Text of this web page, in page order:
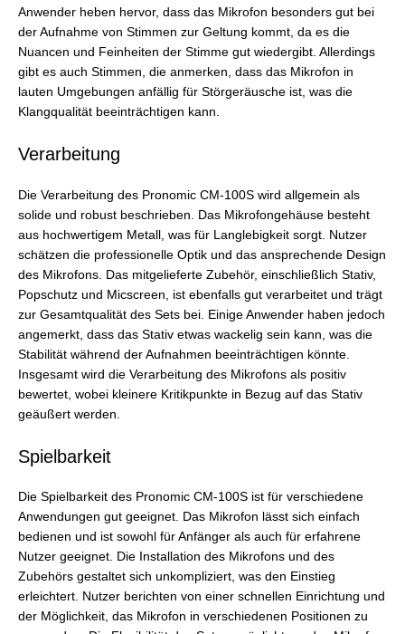
Anwender heben hervor, dass das Mikrofon besonders gut bei
der Aufnahme von Stimmen zur Geltung kommt, da es die
Nuancen und Feinheiten der Stimme gut wiedergibt. Allerdings
gibt es auch Stimmen, die anmerken, dass das Mikrofon in
lauten Umgebungen anfällig für Störgeräusche ist, was die
Klangqualität beeinträchtigen kann.
Verarbeitung
Die Verarbeitung des Pronomic CM-100S wird allgemein als
solide und robust beschrieben. Das Mikrofongehäuse besteht
aus hochwertigem Metall, was für Langlebigkeit sorgt. Nutzer
schätzen die professionelle Optik und das ansprechende Design
des Mikrofons. Das mitgelieferte Zubehör, einschließlich Stativ,
Popschutz und Micscreen, ist ebenfalls gut verarbeitet und trägt
zur Gesamtqualität des Sets bei. Einige Anwender haben jedoch
angemerkt, dass das Stativ etwas wackelig sein kann, was die
Stabilität während der Aufnahmen beeinträchtigen könnte.
Insgesamt wird die Verarbeitung des Mikrofons als positiv
bewertet, wobei kleinere Kritikpunkte in Bezug auf das Stativ
geäußert werden.
Spielbarkeit
Die Spielbarkeit des Pronomic CM-100S ist für verschiedene
Anwendungen gut geeignet. Das Mikrofon lässt sich einfach
bedienen und ist sowohl für Anfänger als auch für erfahrene
Nutzer geeignet. Die Installation des Mikrofons und des
Zubehörs gestaltet sich unkompliziert, was den Einstieg
erleichtert. Nutzer berichten von einer schnellen Einrichtung und
der Möglichkeit, das Mikrofon in verschiedenen Positionen zu